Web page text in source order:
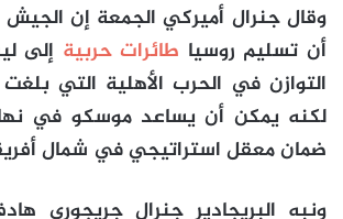
وقال جنرال أميركي الجمعة إن الجيش
أن تسليم روسيا طائرات حربية إلى
التوازن في الحرب الأهلية التي
لكنه يمكن أن يساعد موسكو في
ضمان معقل استراتيجي في شمال
ونبه البريجادير جنرال جريجوري